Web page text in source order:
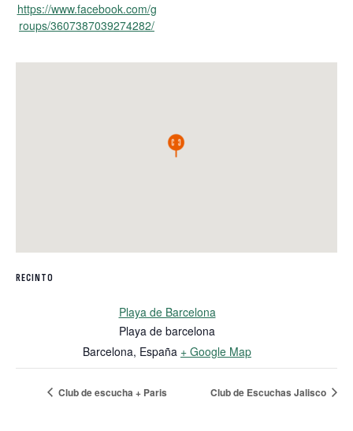
https://www.facebook.com/g
roups/3607387039274282/
RECINTO
Playa de Barcelona
Playa de barcelona
Barcelona, España + Google Map
Club de escucha + Paris Club de Escuchas Jalisco